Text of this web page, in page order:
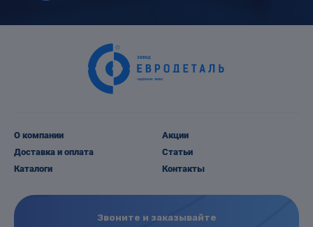
О компании
Доставка и оплата
Каталоги
Акции
Статьи
Контакты
Звоните и заказывайте